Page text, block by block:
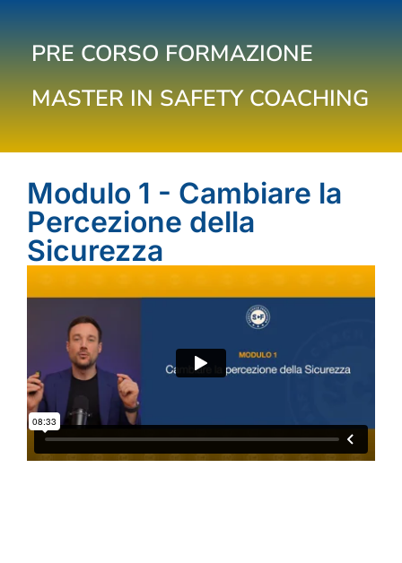
PRE CORSO FORMAZIONE
MASTER IN SAFETY COACHING
Modulo 1 - Cambiare la
Percezione della
Sicurezza